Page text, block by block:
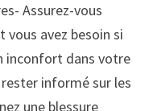
Assurez-vous
vous avez besoin si
inconfort dans votre
informé sur les
une blessure